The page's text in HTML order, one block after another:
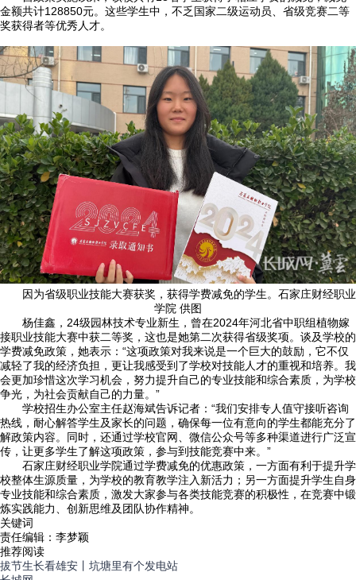
金额共计128850元。这些学生中，不乏国家二级运动员、省级竞赛二等
奖获得者等优秀人才。
因为省级职业技能大赛获奖，获得学费减免的学生。石家庄财经职业
学院 供图
杨佳鑫，24级园林技术专业新生，曾在2024年河北省中职组植物嫁
接职业技能大赛中获二等奖，这也是她第二次获得省级奖项。谈及学校的
学费减免政策，她表示：“这项政策对我来说是一个巨大的鼓励，它不仅
减轻了我的经济负担，更让我感受到了学校对技能人才的重视和培养。我
会更加珍惜这次学习机会，努力提升自己的专业技能和综合素质，为学校
争光，为社会贡献自己的力量。”
学校招生办公室主任赵海斌告诉记者：“我们安排专人值守接听咨询
热线，耐心解答学生及家长的问题，确保每一位有意向的学生都能充分了
解政策内容。同时，还通过学校官网、微信公众号等多种渠道进行广泛宣
传，让更多学生了解这项政策，参与到技能竞赛中来。”
石家庄财经职业学院通过学费减免的优惠政策，一方面有利于提升学
校整体生源质量，为学校的教育教学注入新活力；另一方面提升学生自身
专业技能和综合素质，激发大家参与各类技能竞赛的积极性，在竞赛中锻
炼实践能力、创新思维及团队协作精神。
关键词
责任编辑：李梦颖
推荐阅读
拔节生长看雄安丨坑塘里有个发电站